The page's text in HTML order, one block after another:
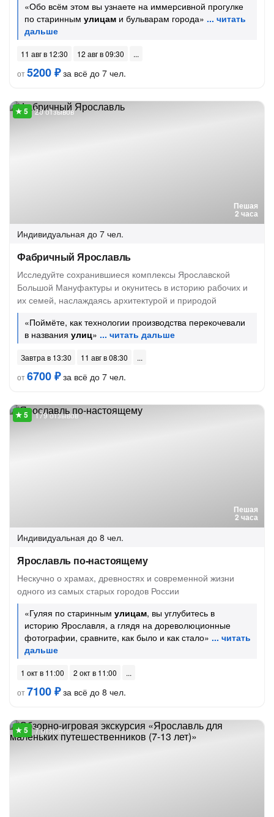
«Обо всём этом вы узнаете на иммерсивной прогулке
по старинным улицам и бульварам города»
11 авг в 12:30
12 авг в 09:30
от5200 ₽за всё до 7 чел.
Пешая
2 часа
20 отзывов
Индивидуальная до 7 чел.
Фабричный Ярославль
Исследуйте сохранившиеся комплексы Ярославской
Большой Мануфактуры и окунитесь в историю рабочих и
их семей, наслаждаясь архитектурой и природой
«Поймёте, как технологии производства перекочевали
в названия улиц»
Завтра в 13:30
11 авг в 08:30
от6700 ₽за всё до 7 чел.
Пешая
2 часа
179 отзывов
Индивидуальная до 8 чел.
Ярославль по-настоящему
Нескучно о храмах, древностях и современной жизни
одного из самых старых городов России
«Гуляя по старинным улицам, вы углубитесь в
историю Ярославля, а глядя на дореволюционные
фотографии, сравните, как было и как стало»
1 окт в 11:00
2 окт в 11:00
от7100 ₽за всё до 8 чел.
7 отзывов